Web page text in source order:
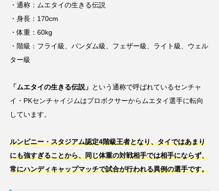
・通称：ムエタイの生きる伝説
・身長：170cm
・体重：60kg
・階級：フライ級、バンダム級、フェザー級、ライト級、ウェル
ター級
「ムエタイの生きる伝説」 という通称で呼ばれているセンチャ
イ・PKセンチャイジムはプロボクサーからムエタイ選手に転向
しています。
ルンピニー・スタジアム認定4階級王者となり、タイではあまり
にも強すぎることから、同じ体重の対戦相手では相手にならず、
常にハンディキャップマッチで試合が行われる異例の選手です。